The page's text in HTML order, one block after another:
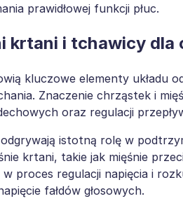
prawidłowej funkcji płuc.
krtani i tchawicy dla
kluczowe elementy układu
Znaczenie chrząstek i
oraz regulacji
istotną rolę w
krtani, takie jak mięśnie
w proces regulacji napięcia i
fałdów głosowych.